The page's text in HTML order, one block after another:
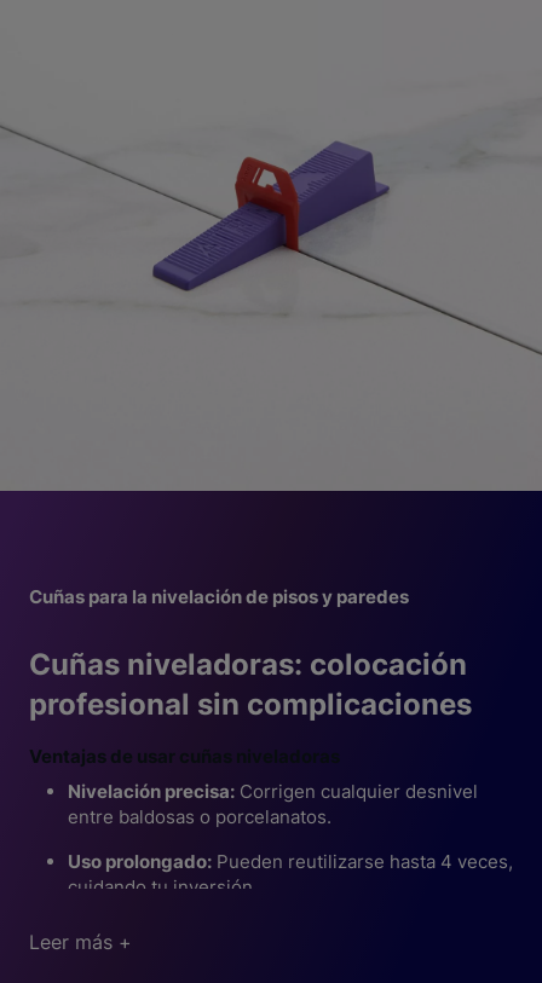
Cuñas para la nivelación de pisos y paredes
Cuñas niveladoras: colocación
profesional sin complicaciones
Ventajas de usar cuñas niveladoras
Nivelación precisa: Corrigen cualquier desnivel
entre baldosas o porcelanatos.
Uso prolongado: Pueden reutilizarse hasta 4 veces,
cuidando tu inversión.
Mayor eficiencia
con acabados uniformes.
Cuñas Nivelatop: rendimiento garantizado en cada
proyecto
Leer más +